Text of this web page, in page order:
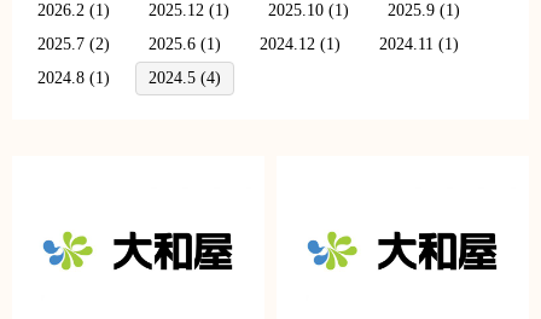
2026.2 (1)
2025.12 (1) 2025.10 (1)
2025.9 (1)
2025.7 (2)
2025.6 (1) 2024.12 (1)
2024.11 (1)
2024.8 (1)
2024.5 (4)